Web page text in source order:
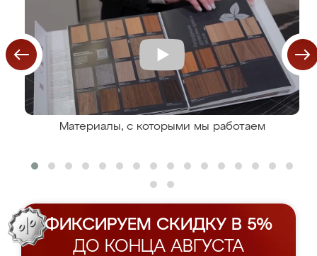
Материалы, с которыми мы работаем
ФИКСИРУЕМ СКИДКУ В 5%
ДО КОНЦА АВГУСТА